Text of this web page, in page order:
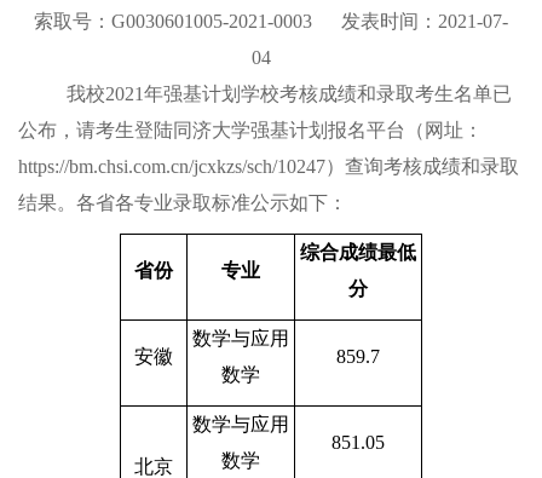
索取号：G0030601005-2021-0003 发表时间：2021-07-
04
我校2021年强基计划学校考核成绩和录取考生名单已
公布，请考生登陆同济大学强基计划报名平台（网址：
https://bm.chsi.com.cn/jcxkzs/sch/10247）查询考核成绩和录取
结果。各省各专业录取标准公示如下：
省份 专业
综合成绩最低
分
安徽
数学与应用
数学
859.7
北京
数学与应用
数学
851.05